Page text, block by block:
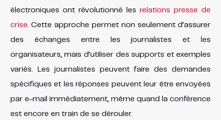
électroniques ont révolutionné lesrelations presse de
crise. Cette approche permet non seulement d’assurer
des échanges entre les journalistes et les
organisateurs, mais d’utiliser des supports et exemples
variés. Les journalistes peuvent faire des demandes
spécifiques et les réponses peuvent leur être envoyées
par e-mail immédiatement, même quand la conférence
est encore en train de se dérouler.